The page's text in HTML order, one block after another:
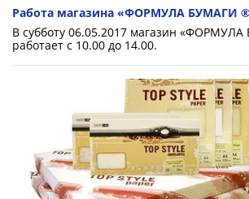
Работа магазина «ФОРМУЛА БУМАГИ
В субботу 06.05.2017 магазин
работает с 10.00 до 14.00.